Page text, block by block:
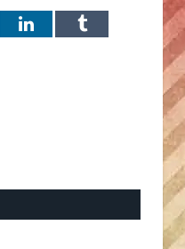
LinkedInTumblr